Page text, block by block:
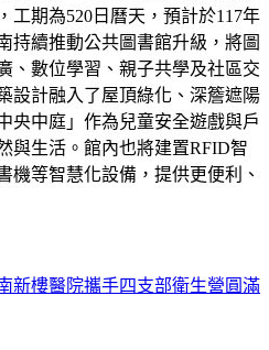
工期為520日曆天，預計於117年
持續推動公共圖書館升級，將圖
、數位學習、親子共學及社區交
設計融入了屋頂綠化、深簷遮陽
央中庭」作為兒童安全遊戲與戶
與生活。館內也將建置RFID智
機等智慧化設備，提供更便利、
新樓醫院攜手四支部衛生營圓滿